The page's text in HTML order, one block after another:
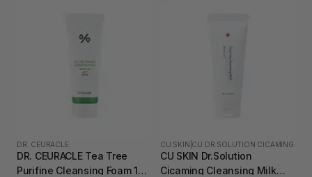
DR. CEURACLE
DR. CEURACLE Tea Tree
Purifine Cleansing Foam 150
CU SKIN CU DR.SOLUTION CICAMING
CU SKIN Dr.Solution
Cicaming Cleansing Milk